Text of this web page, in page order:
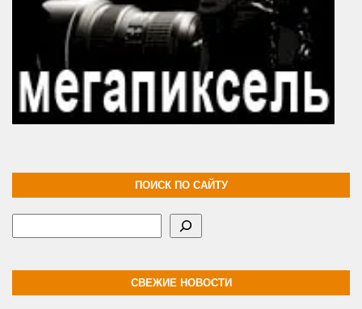
ПОИСК ПО САЙТУ
СВЕЖИЕ НОВОСТИ